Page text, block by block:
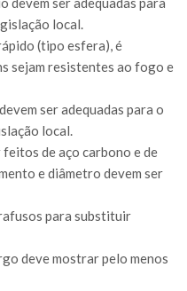
local.
(tipo esfera), é
sejam resistentes ao fogo e
ser adequadas para o
local.
de aço carbono e de
e diâmetro devem ser
para substituir
deve mostrar pelo menos